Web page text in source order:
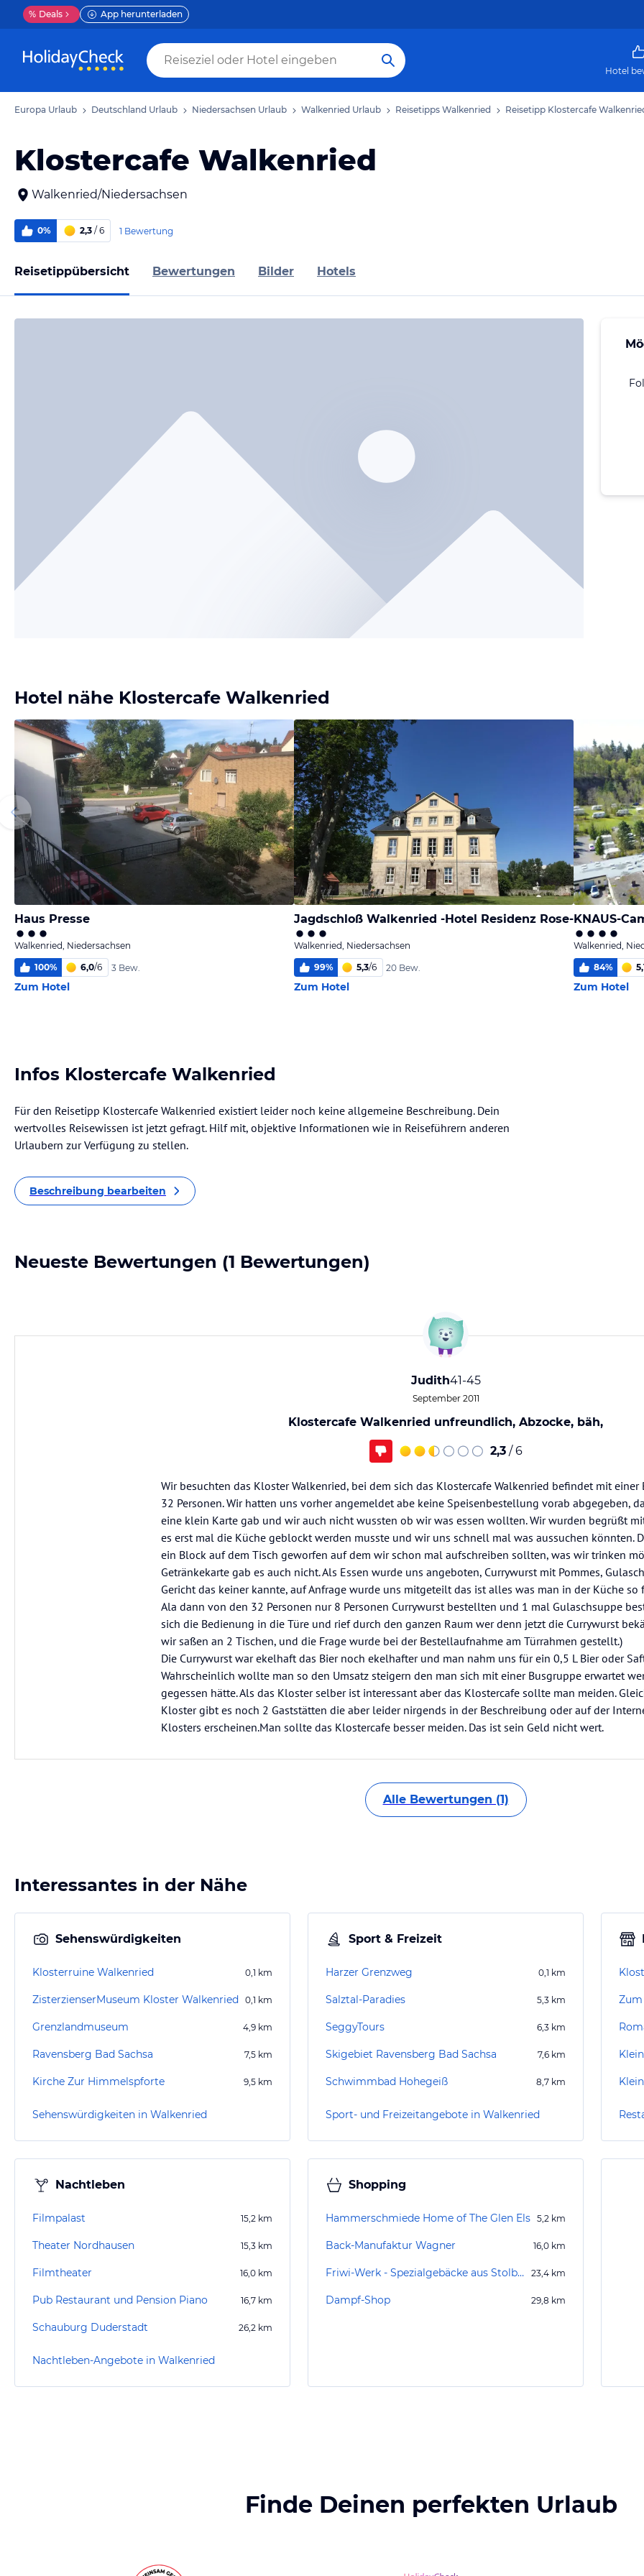
% Deals App herunterladen
Hotel
Europa Urlaub Deutschland Urlaub Niedersachsen Urlaub Walkenried Urlaub Reisetipps Walkenried Reisetipp Klostercafe
Klostercafe Walkenried
Walkenried/Niedersachsen
0% 2,3 / 6 1 Bewertung
Reisetippübersicht Bewertungen Bilder Hotels
Hotel nähe Klostercafe Walkenried
Haus Presse
Walkenried, Niedersachsen
100% 6,0/6 3 Bew.
Zum Hotel
Jagdschloß Walkenried -Hotel Residenz Rose-
Walkenried, Niedersachsen
99% 5,3/6 20 Bew.
Zum Hotel
KNAUS-
Walkenried,
84%
Zum Hotel
Infos Klostercafe Walkenried
Für den Reisetipp Klostercafe Walkenried existiert leider noch keine allgemeine Beschreibung. Dein
wertvolles Reisewissen ist jetzt gefragt. Hilf mit, objektive Informationen wie in Reiseführern anderen
Urlaubern zur Verfügung zu stellen.
Beschreibung bearbeiten
Neueste Bewertungen (1 Bewertungen)
Judith41-45
September 2011
Klostercafe Walkenried unfreundlich, Abzocke, bäh,
2,3 / 6
Wir besuchten das Kloster Walkenried, bei dem sich das Klostercafe Walkenried befindet mit einer
32 Personen. Wir hatten uns vorher angemeldet abe keine Speisenbestellung vorab abgegeben,
eine klein Karte gab und wir auch nicht wussten ob wir was essen wollten. Wir wurden begrüßt
es erst mal die Küche geblockt werden musste und wir uns schnell mal was aussuchen könnten.
ein Block auf dem Tisch geworfen auf dem wir schon mal aufschreiben sollten, was wir trinken
Getränkekarte gab es auch nicht. Als Essen wurde uns angeboten, Currywurst mit Pommes,
Gericht das keiner kannte, auf Anfrage wurde uns mitgeteilt das ist alles was man in der Küche so
Ala dann von den 32 Personen nur 8 Personen Currywurst bestellten und 1 mal Gulaschsuppe
sich die Bedienung in die Türe und rief durch den ganzen Raum wer denn jetzt die Currywurst
wir saßen an 2 Tischen, und die Frage wurde bei der Bestellaufnahme am Türrahmen gestellt.)
Die Currywurst war ekelhaft das Bier noch ekelhafter und man nahm uns für ein 0,5 L Bier oder
Wahrscheinlich wollte man so den Umsatz steigern den man sich mit einer Busgruppe erwartet
gegessen hätte. Als das Kloster selber ist interessant aber das Klostercafe sollte man meiden.
Kloster gibt es noch 2 Gaststätten die aber leider nirgends in der Beschreibung oder auf der
Klosters erscheinen.Man sollte das Klostercafe besser meiden. Das ist sein Geld nicht wert.
Alle Bewertungen (1)
Interessantes in der Nähe
Sehenswürdigkeiten
Klosterruine Walkenried 0,1 km
ZisterzienserMuseum Kloster Walkenried 0,1 km
Grenzlandmuseum 4,9 km
Ravensberg Bad Sachsa 7,5 km
Kirche Zur Himmelspforte 9,5 km
Sehenswürdigkeiten in Walkenried
Sport & Freizeit
Harzer Grenzweg 0,1 km
Salztal-Paradies 5,3 km
SeggyTours 6,3 km
Skigebiet Ravensberg Bad Sachsa 7,6 km
Schwimmbad Hohegeiß 8,7 km
Sport- und Freizeitangebote in Walkenried
Zum
Nachtleben
Filmpalast 15,2 km
Theater Nordhausen 15,3 km
Filmtheater 16,0 km
Pub Restaurant und Pension Piano 16,7 km
Schauburg Duderstadt 26,2 km
Nachtleben-Angebote in Walkenried
Shopping
Hammerschmiede Home of The Glen Els 5,2 km
Back-Manufaktur Wagner 16,0 km
Friwi-Werk - Spezialgebäcke aus Stolberg 23,4 km
Dampf-Shop 29,8 km
Finde Deinen perfekten Urlaub